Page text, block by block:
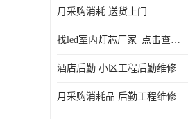
月采购消耗 送货上门
找led室内灯芯厂家_点击查看更多
酒店后勤 小区工程后勤维修
月采购消耗品 后勤工程维修